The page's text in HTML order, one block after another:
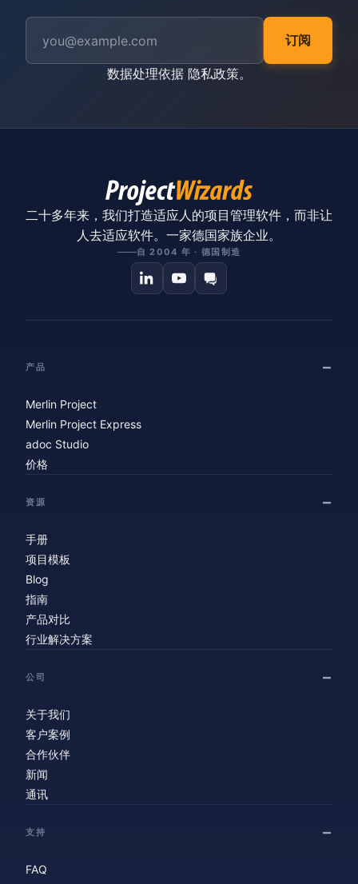
订阅
数据处理依据 隐私政策。
二十多年来，我们打造适应人的项目管理软件，而非让
人去适应软件。一家德国家族企业。
自 2004 年 · 德国制造
产品
Merlin Project
Merlin Project Express
adoc Studio
价格
资源
手册
项目模板
Blog
指南
产品对比
行业解决方案
公司
关于我们
客户案例
合作伙伴
新闻
通讯
支持
FAQ